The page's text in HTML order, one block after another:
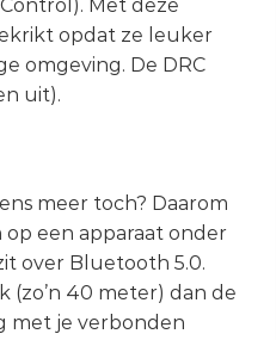
Met deze
opdat ze leuker
omgeving. De DRC
uit).
meer toch? Daarom
een apparaat onder
over Bluetooth 5.0.
(zo’n 40 meter) dan de
met je verbonden